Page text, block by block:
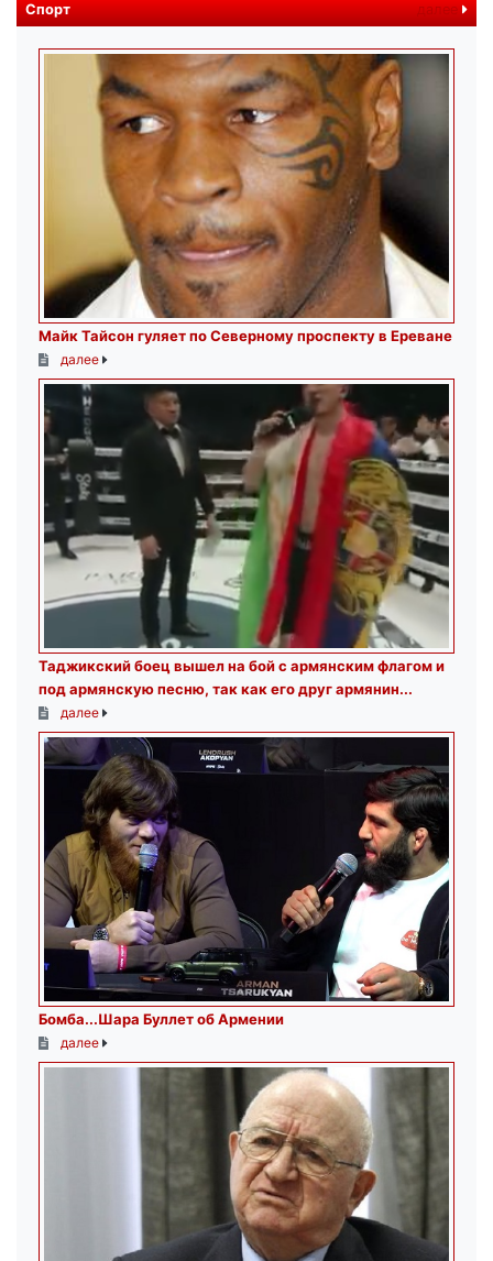
Спорт далее
Майк Тайсон гуляет по Северному проспекту в Ереване
далее
Таджикский боец вышел на бой с армянским флагом и
под армянскую песню, так как его друг армянин...
далее
Бомба...Шара Буллет об Армении
далее